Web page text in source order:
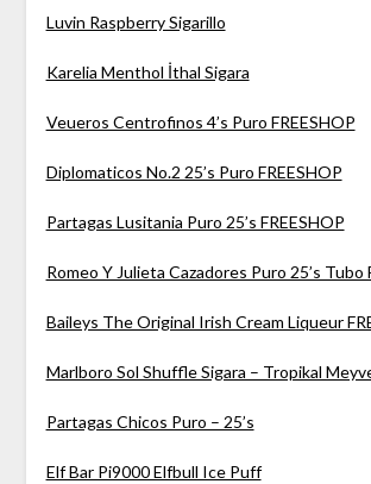
Luvin Raspberry Sigarillo
Karelia Menthol İthal Sigara
Veueros Centrofinos 4’s Puro FREESHOP
Diplomaticos No.2 25’s Puro FREESHOP
Partagas Lusitania Puro 25’s FREESHOP
Romeo Y Julieta Cazadores Puro 25’s Tubo
Baileys The Original Irish Cream Liqueur
Marlboro Sol Shuffle Sigara – Tropikal
Partagas Chicos Puro – 25’s
Elf Bar Pi9000 Elfbull Ice Puff